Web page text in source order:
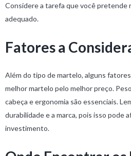
Considere a tarefa que você pretende
adequado.
Fatores a
Além do tipo de martelo, alguns
melhor martelo pelo melhor preço.
cabeça e ergonomia são essenciais.
durabilidade e a marca, pois isso pode
investimento.